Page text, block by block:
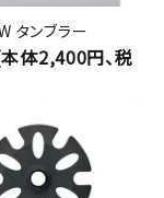
タンブラー
体2,400円、税